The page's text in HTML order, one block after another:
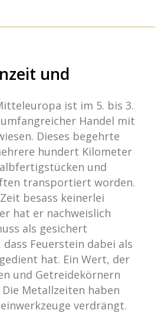
und
ist im 5. bis 3.
umfangreicher Handel mit
Dieses begehrte
hundert Kilometer
und
transportiert worden.
besass keinerlei
hat er nachweislich
als gesichert
Feuerstein dabei als
hat. Ein Wert, der
und Getreidekörnern
Metallzeiten haben
verdrängt.